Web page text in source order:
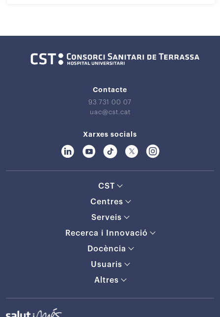
Contacte
93 731 00 07
uac@cst.cat
Xarxes socials
CST
Centres
Serveis
Recerca i Innovació
Docència
Usuaris
Altres